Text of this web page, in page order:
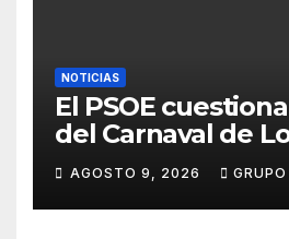
NOTICIAS
El PSOE
del Carnaval de
Aridane y
control del gasto
AGOSTO 9, 2026